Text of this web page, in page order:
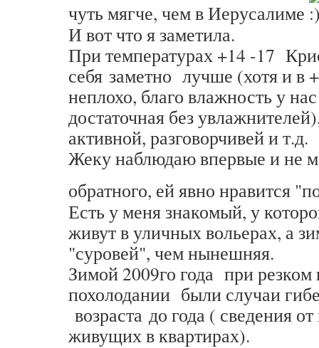
чуть мягче, чем в Иерусалиме
И вот что я заметила.
При температурах +14 -17
себя заметно лучше (хотя и в
неплохо, благо влажность у
достаточная без
активной, разговорчивей и т.д.
Жеку наблюдаю впервые и не
обратного, ей явно нравится
Есть у меня знакомый, у
живут в уличных вольерах, а
"суровей", чем нынешняя.
Зимой 2009го года при
похолодании были случаи
возраста до года ( сведения
живущих в квартирах).